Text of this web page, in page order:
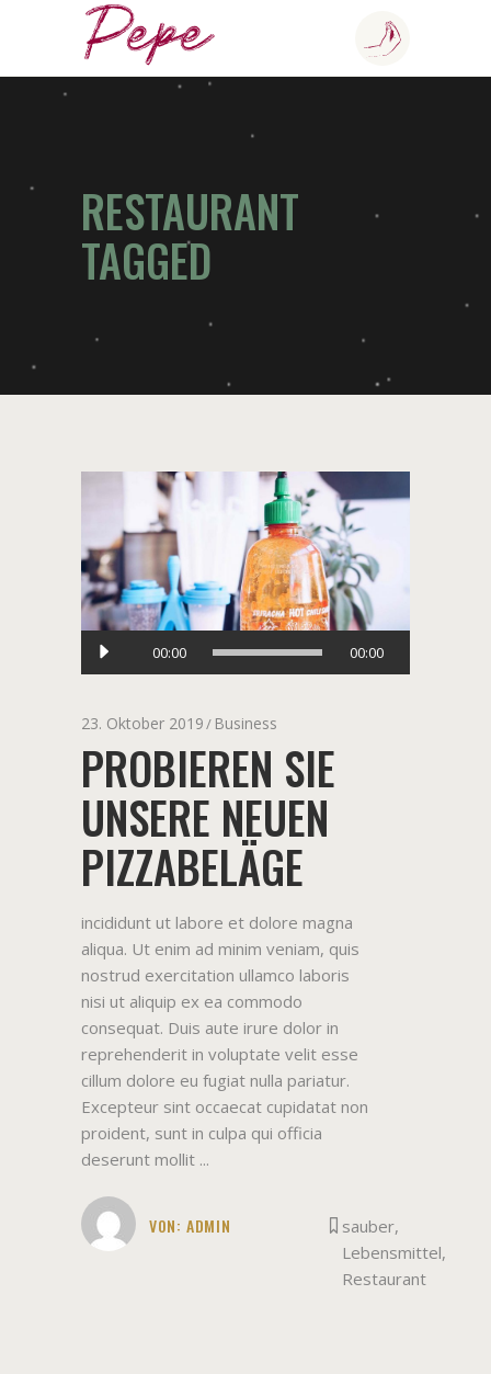
RESTAURANT
TAGGED
Audio-
00:00 00:00
23. Oktober 2019 Business
PROBIEREN SIE
UNSERE NEUEN
PIZZABELÄGE
incididunt ut labore et dolore magna
aliqua. Ut enim ad minim veniam, quis
nostrud exercitation ullamco laboris
nisi ut aliquip ex ea commodo
consequat. Duis aute irure dolor in
reprehenderit in voluptate velit esse
cillum dolore eu fugiat nulla pariatur.
Excepteur sint occaecat cupidatat non
proident, sunt in culpa qui officia
deserunt mollit
VON: ADMIN sauber,
Lebensmittel,
Restaurant